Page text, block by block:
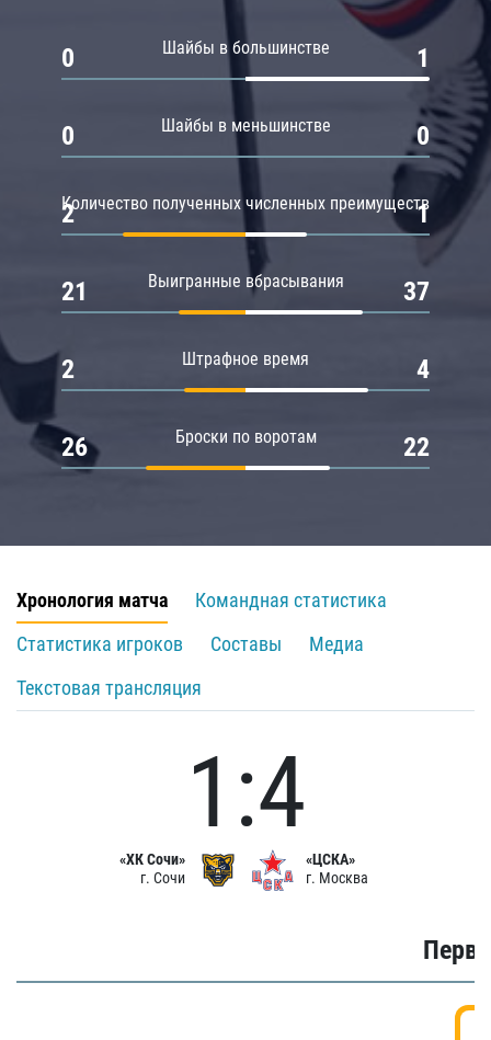
Шайбы в большинстве
0 1
Шайбы в меньшинстве
0 0
Количество полученных численных преимуществ
2 1
Выигранные вбрасывания
21 37
Штрафное время
2 4
Броски по воротам
26 22
Хронология матча
Командная статистика
Статистика игроков
Составы
Медиа
Текстовая трансляция
«ХК Сочи»
г. Сочи
1:4
«ЦСКА»
г. Москва